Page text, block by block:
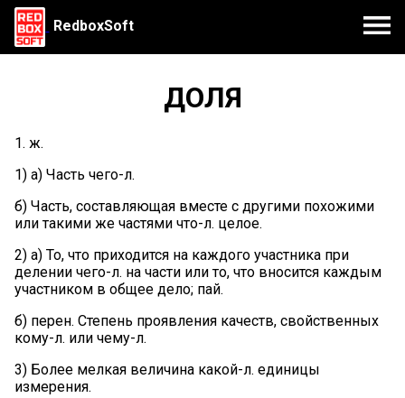
RedboxSoft
ДОЛЯ
1. ж.
1) а) Часть чего-л.
б) Часть, составляющая вместе с другими похожими
или такими же частями что-л. целое.
2) а) То, что приходится на каждого участника при
делении чего-л. на части или то, что вносится каждым
участником в общее дело; пай.
б) перен. Степень проявления качеств, свойственных
кому-л. или чему-л.
3) Более мелкая величина какой-л. единицы
измерения.